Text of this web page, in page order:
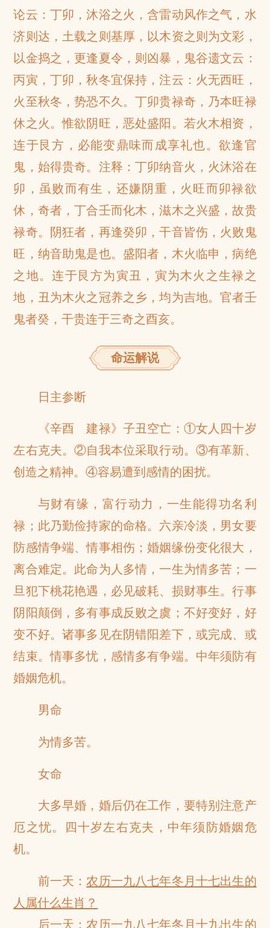
论云：丁卯，沐浴之火，含雷动风作之气，水
济则达，土载之则基厚，以木资之则为文彩，
以金捣之，更逢夏令，则凶暴，鬼谷遗文云：
丙寅，丁卯，秋冬宜保持，注云：火无西旺，
火至秋冬，势恐不久。丁卯贵禄奇，乃本旺禄
休之火。惟欲阴旺，恶处盛阳。若火木相资，
连于艮方，必能变鼎味而成享礼也。欲逢官
鬼，始得贵奇。注释：丁卯纳音火，火沐浴在
卯，虽败而有生，还嫌阴重，火旺而卯禄欲
休，奇者，丁合壬而化木，滋木之兴盛，故贵
禄奇。阴狂者，再逢癸卯，干音皆伤，火败鬼
旺，纳音助鬼是也。盛阳者，木火临申，病绝
之地。连于艮方为寅丑，寅为木火之生禄之
地，丑为木火之冠养之乡，均为吉地。官者壬
鬼者癸，干贵连于三奇之酉亥。
命运解说
日主参断
《辛酉 建禄》子丑空亡：①女人四十岁
左右克夫。②自我本位采取行动。③有革新、
创造之精神。④容易遭到感情的困扰。
与财有缘，富行动力，一生能得功名利
禄；此乃勤俭持家的命格。六亲冷淡，男女要
防感情争端、情事相伤；婚姻缘份变化很大，
离合难定。此命为人多情，一生为情多苦；一
旦犯下桃花艳遇，必见破耗、损财事生。行事
阴阳颠倒，多有事成反败之虞；不好变好，好
变不好。诸事多见在阴错阳差下，或完成、或
结束。情事多忧，感情多有争端。中年须防有
婚姻危机。
男命
为情多苦。
女命
大多早婚，婚后仍在工作，要特别注意产
厄之忧。四十岁左右克夫，中年须防婚姻危
机。
前一天：农历一九八七年冬月十七出生的
人属什么生肖？
后一天：农历一九八七年冬月十九出生的